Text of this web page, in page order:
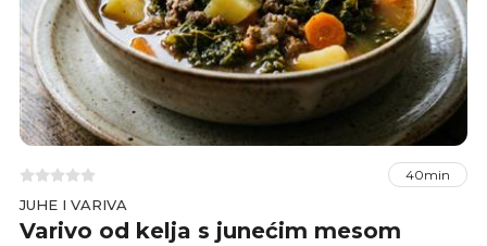
40min
JUHE I VARIVA
Varivo od kelja s junećim mesom